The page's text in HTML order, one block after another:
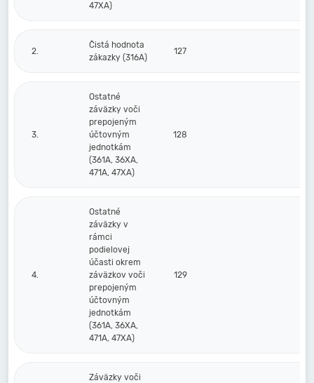
47XA)
2.
Čistá hodnota
zákazky (316A)
127
3.
Ostatné
záväzky voči
prepojeným
účtovným
jednotkám
(361A, 36XA,
471A, 47XA)
128
4.
Ostatné
záväzky v
rámci
podielovej
účasti okrem
záväzkov voči
prepojeným
účtovným
jednotkám
(361A, 36XA,
471A, 47XA)
129
Záväzky voči